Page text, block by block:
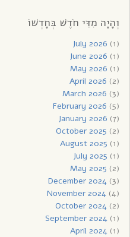
וְהָיָה מִדֵּי חֹדֶשׁ בְּחָדְשׁוֹ
July 2026 (1)
June 2026 (1)
May 2026 (1)
April 2026 (2)
March 2026 (3)
February 2026 (5)
January 2026 (7)
October 2025 (2)
August 2025 (1)
July 2025 (1)
May 2025 (2)
December 2024(3)
November 2024(4)
October 2024(2)
September 2024(1)
April 2024(1)